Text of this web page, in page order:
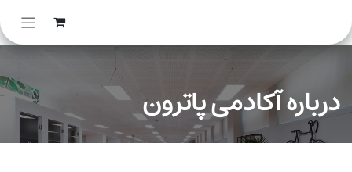
درباره آکادمی پاترون